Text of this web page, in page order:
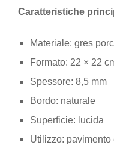
Caratteristiche
Materiale: gres
Formato: 22 × 22
Spessore: 8,5 mm
Bordo: naturale
Superficie: lucida
Utilizzo: